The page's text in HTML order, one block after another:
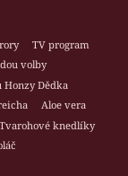
TV program
volby
Honzy Dědka
Aloe vera
Tvarohové knedlíky